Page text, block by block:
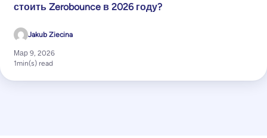
стоить Zerobounce в 2026 году?
Jakub Ziecina
Мар 9, 2026
1min(s) read